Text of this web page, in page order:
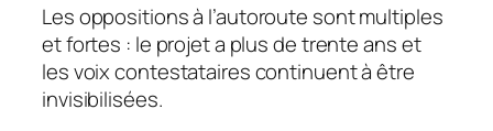
Les oppositions à l’autoroute sont multiples
et fortes : le projet a plus de trente ans et
les voix contestataires continuent à être
invisibilisées.